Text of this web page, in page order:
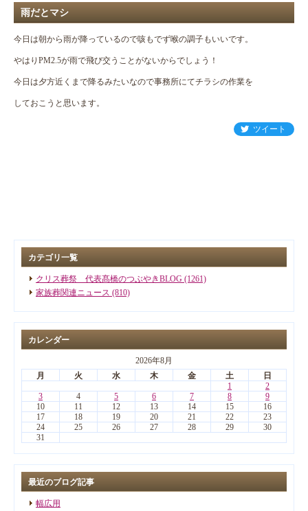
雨だとマシ
今日は朝から雨が降っているので咳もでず喉の調子もいいです。
やはりPM2.5が雨で飛び交うことがないからでしょう！
今日は夕方近くまで降るみたいなので事務所にてチラシの作業を
しておこうと思います。
ツイート
カテゴリ一覧
クリス葬祭 代表髙橋のつぶやきBLOG (1261)
家族葬関連ニュース (810)
カレンダー
2026年8月
月
火 水 木 金 土
日
1
2
3
4 5 6 7 8
9
10
11 12 13 14 15
16
17
18 19 20 21 22
23
24
25 26 27 28 29
30
31
最近のブログ記事
幅広用